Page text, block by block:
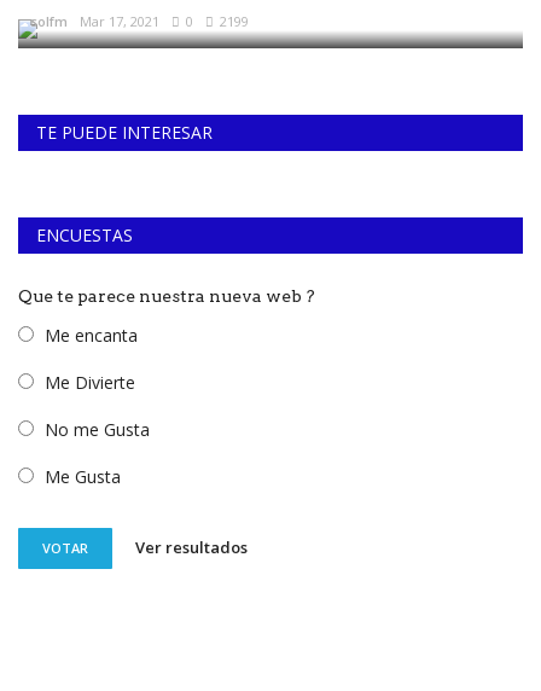
solfm Mar 17, 2021 0 2199
TE PUEDE INTERESAR
ENCUESTAS
Que te parece nuestra nueva web ?
Me encanta
Me Divierte
No me Gusta
Me Gusta
VOTAR Ver resultados